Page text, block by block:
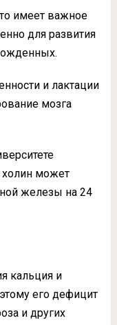
имеет важное
для развития
и лактации
мозга
холин может
железы на 24
кальция и
его дефицит
и других